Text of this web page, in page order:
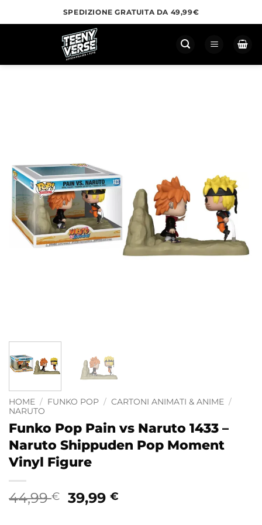
ai
SPEDIZIONE GRATUITA DA 49,99€
HOME / FUNKO POP / CARTONI ANIMATI & ANIME /
NARUTO
Funko Pop Pain vs Naruto 1433 –
Naruto Shippuden Pop Moment
Vinyl Figure
44,99€
Il
39,99€